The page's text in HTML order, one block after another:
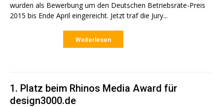
wurden als Bewerbung um den Deutschen Betriebsräte-Preis
2015 bis Ende April eingereicht. Jetzt traf die Jury...
Weiterlesen
1. Platz beim Rhinos Media Award für
design3000.de